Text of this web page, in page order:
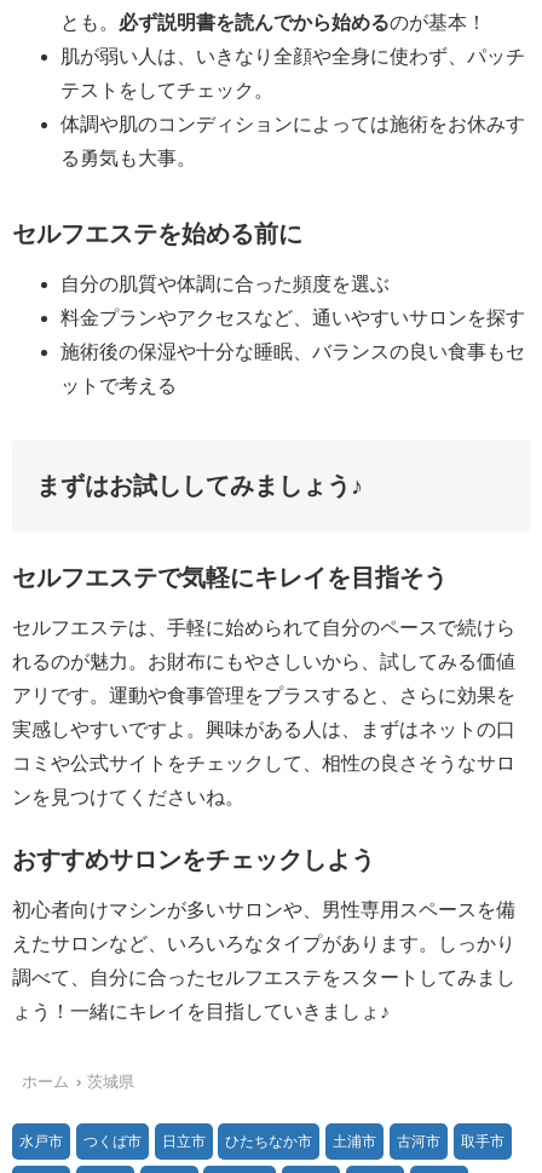
とも。 必ず説明書を読んでから始めるのが基本！
肌が弱い人は、いきなり全顔や全身に使わず、パッチ
テストをしてチェック。
体調や肌のコンディションによっては施術をお休みす
る勇気も大事。
セルフエステを始める前に
自分の肌質や体調に合った頻度を選ぶ
料金プランやアクセスなど、通いやすいサロンを探す
施術後の保湿や十分な睡眠、バランスの良い食事もセ
ットで考える
まずはお試ししてみましょう♪
セルフエステで気軽にキレイを目指そう
セルフエステは、手軽に始められて自分のペースで続けら
れるのが魅力。お財布にもやさしいから、試してみる価値
アリです。運動や食事管理をプラスすると、さらに効果を
実感しやすいですよ。興味がある人は、まずはネットの口
コミや公式サイトをチェックして、相性の良さそうなサロ
ンを見つけてくださいね。
おすすめサロンをチェックしよう
初心者向けマシンが多いサロンや、男性専用スペースを備
えたサロンなど、いろいろなタイプがあります。しっかり
調べて、自分に合ったセルフエステをスタートしてみまし
ょう！一緒にキレイを目指していきましょ♪
ホーム 茨城県
水戸市 つくば市 日立市 ひたちなか市 土浦市 古河市 取手市